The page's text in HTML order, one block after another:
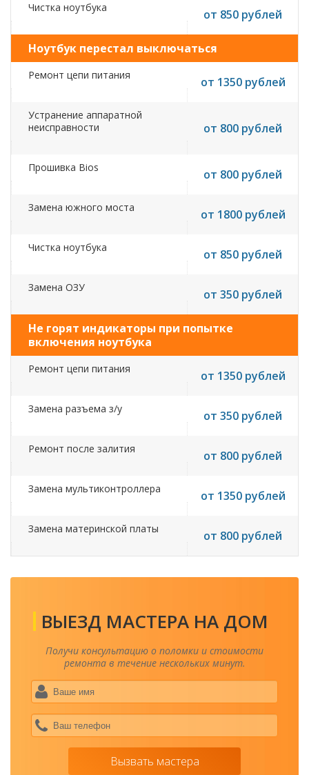
Чистка ноутбука от 850 рублей
Ноутбук перестал выключаться
Ремонт цепи питания от 1350 рублей
Устранение аппаратной
неисправности
от 800 рублей
Прошивка Bios от 800 рублей
Замена южного моста от 1800 рублей
Чистка ноутбука от 850 рублей
Замена ОЗУ от 350 рублей
Не горят индикаторы при попытке
включения ноутбука
Ремонт цепи питания от 1350 рублей
Замена разъема з/у от 350 рублей
Ремонт после залития от 800 рублей
Замена мультиконтроллера от 1350 рублей
Замена материнской платы от 800 рублей
ВЫЕЗД МАСТЕРА НА ДОМ
Получи консультацию о поломки и стоимости
ремонта в течение нескольких минут.
Вызвать мастера